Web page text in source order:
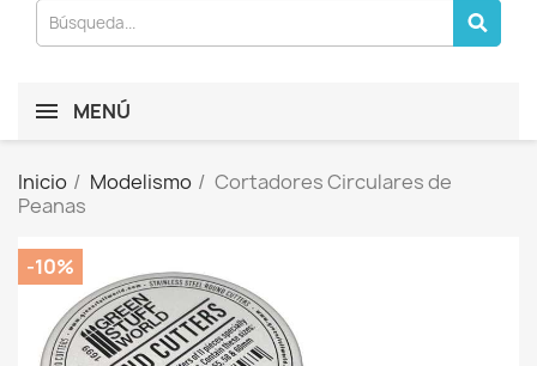
MENÚ
Inicio Modelismo
Cortadores Circulares de
Peanas
-10%